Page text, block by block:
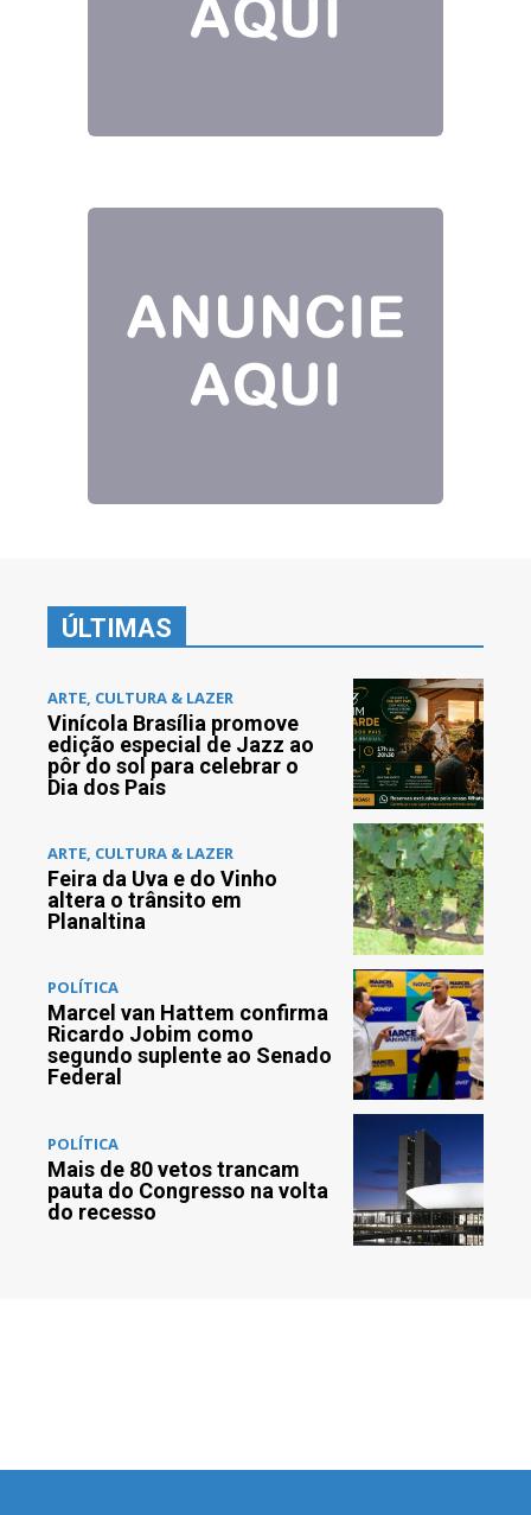
ÚLTIMAS
ARTE, CULTURA & LAZER
Vinícola Brasília promove
edição especial de Jazz ao
pôr do sol para celebrar o
Dia dos Pais
ARTE, CULTURA & LAZER
Feira da Uva e do Vinho
altera o trânsito em
Planaltina
POLÍTICA
Marcel van Hattem confirma
Ricardo Jobim como
segundo suplente ao Senado
Federal
POLÍTICA
Mais de 80 vetos trancam
pauta do Congresso na volta
do recesso